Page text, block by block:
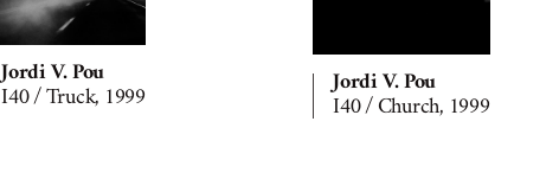
Jordi V. Pou
I40 / Truck, 1999
Jordi V. Pou
I40 / Church, 1999